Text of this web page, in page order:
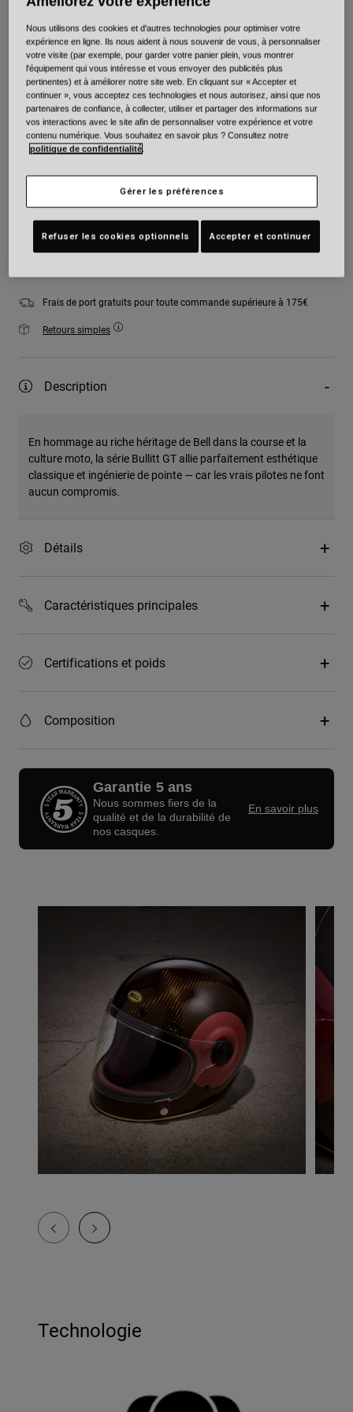
Couleur -Gris pierre
sélectionné
Taille Tableau des tailles
XS S M L XL 2XL
Ajouter au panier
Frais de port gratuits pour toute commande supérieure à 175€
Retours simples
Description
En hommage au riche héritage de Bell dans la course et la
culture moto, la série Bullitt GT allie parfaitement esthétique
classique et ingénierie de pointe — car les vrais pilotes ne font
aucun compromis.
Détails
Caractéristiques principales
Certifications et poids
Composition
Garantie 5 ans
Nous sommes fiers de la
qualité et de la durabilité de
nos casques.
En savoir plus
Technologie
Nous utilisons des cookies et d'autres technologies pour optimiser votre
expérience en ligne. Ils nous aident à nous souvenir de vous, à personnaliser
votre visite (par exemple, pour garder votre panier plein, vous montrer
l'équipement qui vous intéresse et vous envoyer des publicités plus
pertinentes) et à améliorer notre site web. En cliquant sur « Accepter et
continuer », vous acceptez ces technologies et nous autorisez, ainsi que nos
partenaires de confiance, à collecter, utiliser et partager des informations sur
vos interactions avec le site afin de personnaliser votre expérience et votre
contenu numérique. Vous souhaitez en savoir plus ? Consultez notre
politique de confidentialité.
Gérer les préférences
Refuser les cookies optionnels Accepter et continuer